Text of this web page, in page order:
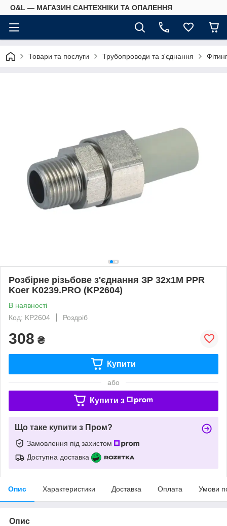
O&L — МАГАЗИН САНТЕХНІКИ ТА ОПАЛЕННЯ
Товари та послуги Трубопроводи та з'єднання
Розбірне різьбове з'єднання ЗР 32x1M PPR
Koer K0239.PRO (KP2604)
В наявності
Код: KP2604
Роздріб
308 ₴
Купити
або
Купити з
Що таке купити з Пром?
Замовлення під захистом
Доступна доставка
Опис Характеристики Доставка Оплата Умови
Опис